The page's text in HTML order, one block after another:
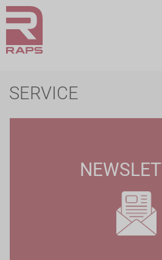
SERVICE